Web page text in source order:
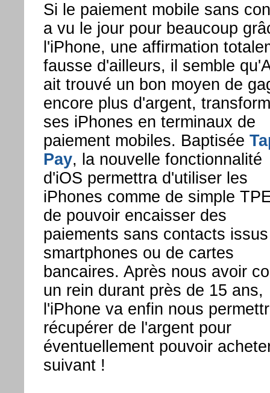
Si le paiement mobile sans
a vu le jour pour beaucoup
l'iPhone, une affirmation
fausse d'ailleurs, il semble
ait trouvé un bon moyen de
encore plus d'argent,
ses iPhones en terminaux de
paiement mobiles. Baptisée
Pay, la nouvelle fonctionnalité
d'iOS permettra d'utiliser les
iPhones comme de simple
de pouvoir encaisser des
paiements sans contacts
smartphones ou de cartes
bancaires. Après nous avoir
un rein durant près de 15 ans,
l'iPhone va enfin nous
récupérer de l'argent pour
éventuellement pouvoir
suivant !